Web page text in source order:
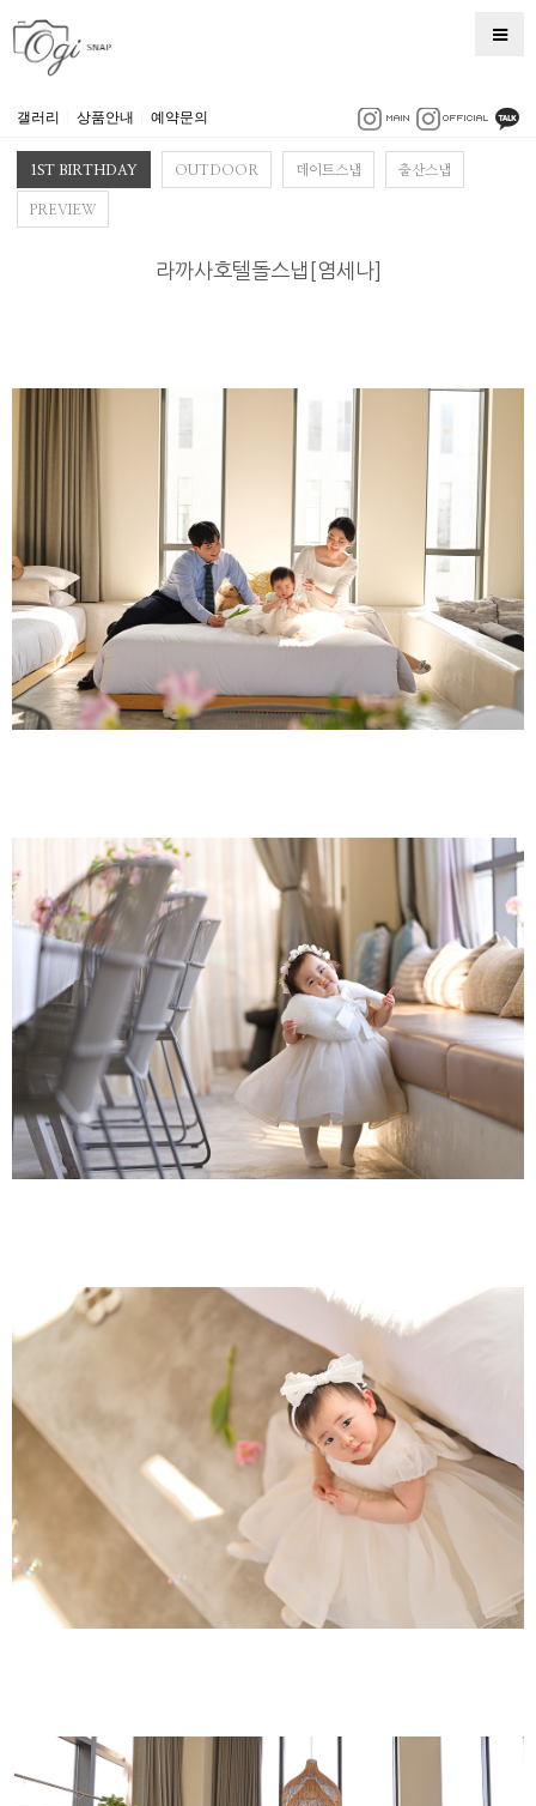
갤러리 상품안내 예약문의
1ST BIRTHDAY OUTDOOR 데이트스냅 출산스냅
PREVIEW
라까사호텔돌스냅[염세나]